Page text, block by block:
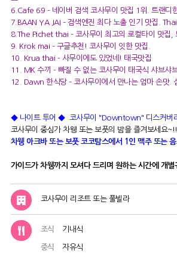
6.Cafe 69 – 네이버 검색 코사무이 맛집 1위. 트랜디
7.BAAN YA JAI – 검색엔진 최다 노출 인기 맛집. Thai
8.The Pichet thai – 코사무이 최고의 로컬타이 맛집,
9. Krok mai – 구글추천! 코사무이 잇한 맛집.
10. Krua thai - 사무이에도 있었네! 태국맛집
11. MK 수끼 - 빠질 수 없는 코사무이 태국식 샤브샤
12. Dawn 한식당– 코사무이에서 만나는 엄마 손맛.
◆ 나이트 투어 ◆ 코사무이 "Downtown" 디스커버
코사무이 중심가 차웽 또는 보풋의 밤을 즐겨보세요~!!
차웽 아크바 또는 보풋 코코탐스에서 1인 맥주 또는
가이드가 차웽까지 모셔다 드리며 원하는 시간에 개
코사무이 리조트 또는 풀빌라
조식 기내식
중식 자유식